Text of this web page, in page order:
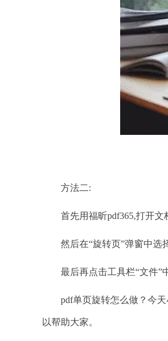
方法二:
首先用福昕pdf365,打开文档
然后在“旋转页”弹窗中选择
最后再点击工具栏“文件”中
pdf单页旋转怎么做？今天
以帮助大家。